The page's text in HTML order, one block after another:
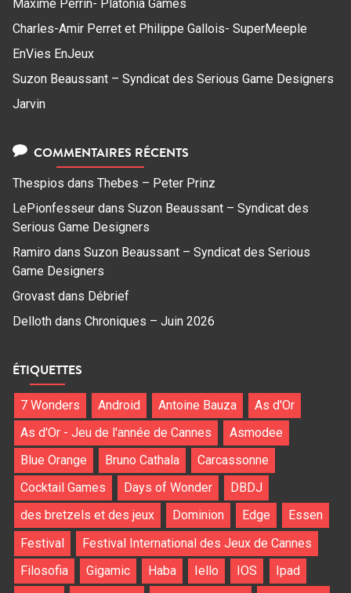
Maxime Perrin- Platonia Games
Charles-Amir Perret et Philippe Gallois- SuperMeeple
EnVies EnJeux
Suzon Beaussant – Syndicat des Serious Game Designers
Jarvin
COMMENTAIRES RÉCENTS
Thespios dans Thebes – Peter Prinz
LePionfesseur dans Suzon Beaussant – Syndicat des
Serious Game Designers
Ramiro dans Suzon Beaussant – Syndicat des Serious
Game Designers
Grovast dans Débrief
Delloth dans Chroniques – Juin 2026
ÉTIQUETTES
7 Wonders Android Antoine Bauza
As d'Or
As d'Or - Jeu de l'année de Cannes
Asmodee
Blue Orange
Bruno Cathala
Carcassonne
Cocktail Games
Days of Wonder
DBDJ
des bretzels et des jeux
Dominion Edge
Essen
Festival
Festival International des Jeux de Cannes
Filosofia
Gigamic Haba Iello IOS
Ipad